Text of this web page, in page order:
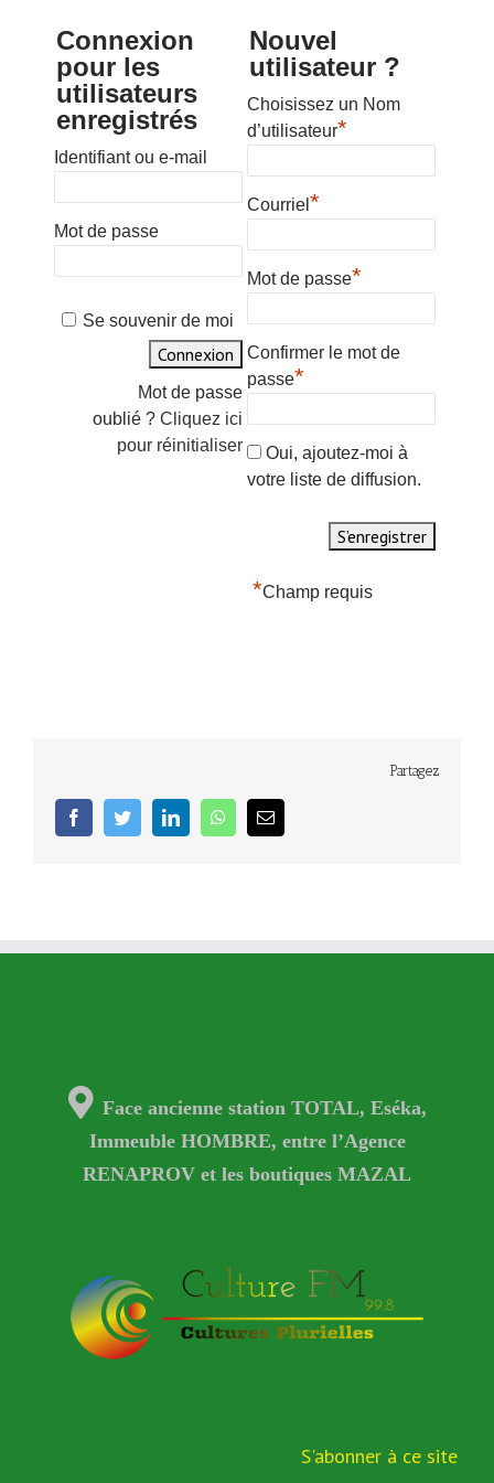
Connexion
pour les
utilisateurs
enregistrés
Identifiant ou e-mail
Mot de passe
Se souvenir de moi
Mot de passe
oublié ?Cliquez ici
pour réinitialiser
Nouvel
utilisateur ?
Choisissez un Nom
d’utilisateur*
Courriel *
Mot de passe*
Confirmer le mot de
passe*
Oui, ajoutez-moi à
votre liste de diffusion.
*Champ requis
Partagez
facebooktwitter linkedin whatsappEmail
Face ancienne station TOTAL, Eséka,
Immeuble HOMBRE, entre l’Agence
RENAPROV et les boutiques MAZAL
S'abonner à ce site